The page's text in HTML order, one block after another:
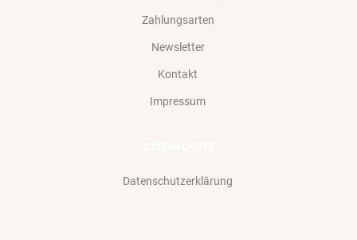
Zahlungsarten
Newsletter
Kontakt
Impressum
Datenschutzerklärung